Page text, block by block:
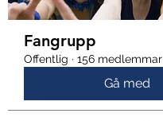
Fangrupp
Offentlig · 156 medlemmar
Gå med